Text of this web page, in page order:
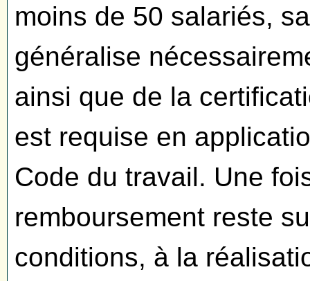
moins de 50 salariés,
généralise
ainsi que de la
est requise en
Code du travail. Une
remboursement reste
conditions, à la